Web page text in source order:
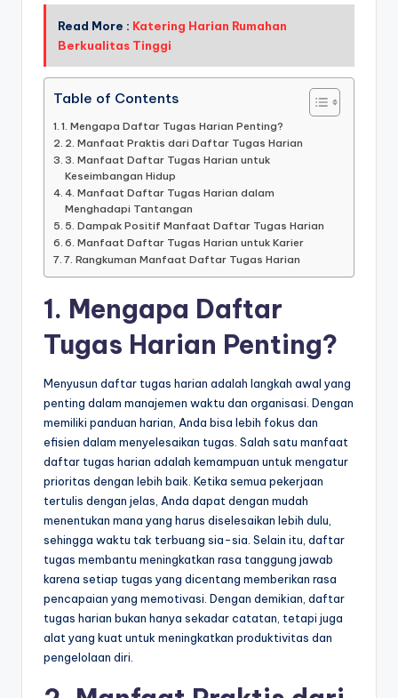
Read More : Katering Harian Rumahan
Berkualitas Tinggi
Table of Contents
1. Mengapa Daftar Tugas Harian Penting?
2. Manfaat Praktis dari Daftar Tugas Harian
3. Manfaat Daftar Tugas Harian untuk
Keseimbangan Hidup
4. Manfaat Daftar Tugas Harian dalam
Menghadapi Tantangan
5. Dampak Positif Manfaat Daftar Tugas Harian
6. Manfaat Daftar Tugas Harian untuk Karier
7. Rangkuman Manfaat Daftar Tugas Harian
1. Mengapa Daftar
Tugas Harian Penting?
Menyusun daftar tugas harian adalah langkah awal yang
penting dalam manajemen waktu dan organisasi. Dengan
memiliki panduan harian, Anda bisa lebih fokus dan
efisien dalam menyelesaikan tugas. Salah satu manfaat
daftar tugas harian adalah kemampuan untuk mengatur
prioritas dengan lebih baik. Ketika semua pekerjaan
tertulis dengan jelas, Anda dapat dengan mudah
menentukan mana yang harus diselesaikan lebih dulu,
sehingga waktu tak terbuang sia-sia. Selain itu, daftar
tugas membantu meningkatkan rasa tanggung jawab
karena setiap tugas yang dicentang memberikan rasa
pencapaian yang memotivasi. Dengan demikian, daftar
tugas harian bukan hanya sekadar catatan, tetapi juga
alat yang kuat untuk meningkatkan produktivitas dan
pengelolaan diri.